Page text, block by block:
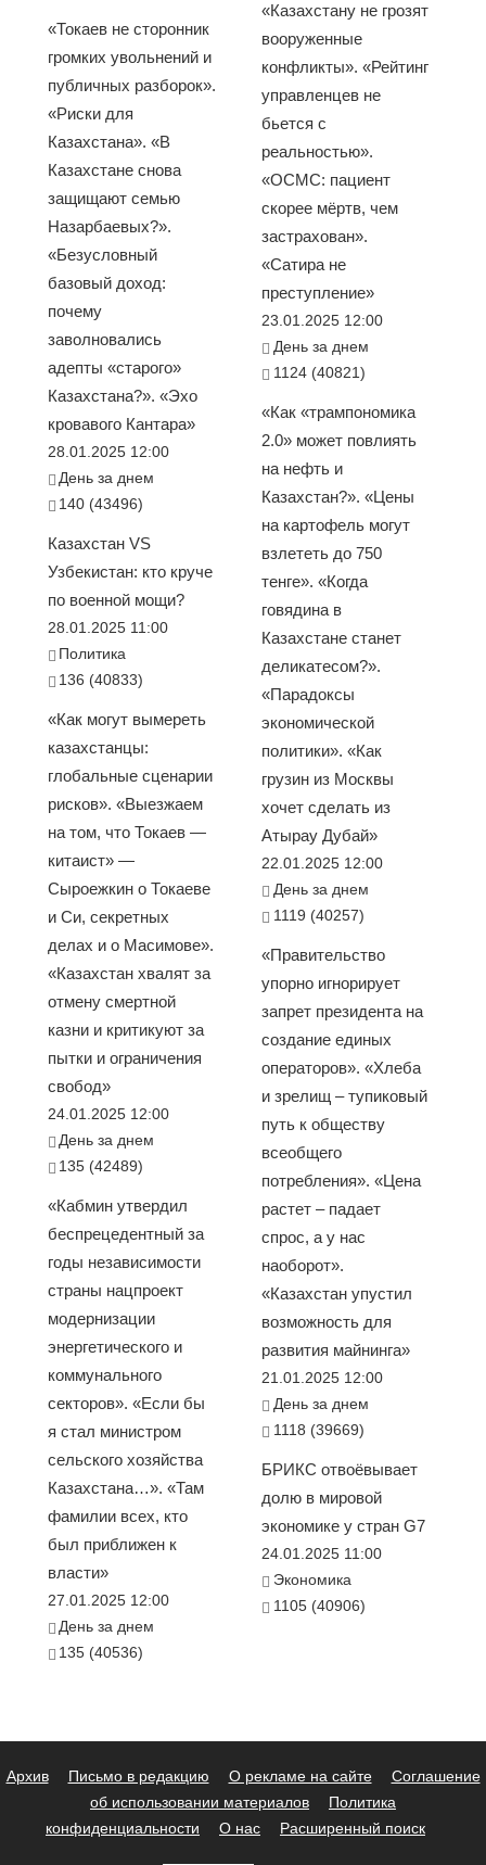
«Токаев не сторонник
громких увольнений и
публичных разборок».
«Риски для
Казахстана». «В
Казахстане снова
защищают семью
Назарбаевых?».
«Безусловный
базовый доход:
почему
заволновались
адепты «старого»
Казахстана?». «Эхо
кровавого Кантара»
28.01.2025 12:00
День за днем
140 (43496)
Казахстан VS
Узбекистан: кто круче
по военной мощи?
28.01.2025 11:00
Политика
136 (40833)
«Как могут вымереть
казахстанцы:
глобальные сценарии
рисков». «Выезжаем
на том, что Токаев —
китаист» —
Сыроежкин о Токаеве
и Си, секретных
делах и о Масимове».
«Казахстан хвалят за
отмену смертной
казни и критикуют за
пытки и ограничения
свобод»
24.01.2025 12:00
День за днем
135 (42489)
«Кабмин утвердил
беспрецедентный за
годы независимости
страны нацпроект
модернизации
энергетического и
коммунального
секторов». «Если бы
я стал министром
сельского хозяйства
Казахстана…». «Там
фамилии всех, кто
был приближен к
власти»
27.01.2025 12:00
День за днем
135 (40536)
«Казахстану не грозят
вооруженные
конфликты». «Рейтинг
управленцев не
бьется с
реальностью».
«ОСМС: пациент
скорее мёртв, чем
застрахован».
«Сатира не
преступление»
23.01.2025 12:00
День за днем
1124 (40821)
«Как «трампономика
2.0» может повлиять
на нефть и
Казахстан?». «Цены
на картофель могут
взлететь до 750
тенге». «Когда
говядина в
Казахстане станет
деликатесом?».
«Парадоксы
экономической
политики». «Как
грузин из Москвы
хочет сделать из
Атырау Дубай»
22.01.2025 12:00
День за днем
1119 (40257)
«Правительство
упорно игнорирует
запрет президента на
создание единых
операторов». «Хлеба
и зрелищ – тупиковый
путь к обществу
всеобщего
потребления». «Цена
растет – падает
спрос, а у нас
наоборот».
«Казахстан упустил
возможность для
развития майнинга»
21.01.2025 12:00
День за днем
1118 (39669)
БРИКС отвоёвывает
долю в мировой
экономике у стран G7
24.01.2025 11:00
Экономика
1105 (40906)
Архив Письмо в редакцию О рекламе на сайте
Соглашение
об использовании материалов
Политика
конфиденциальности
О нас Расширенный поиск